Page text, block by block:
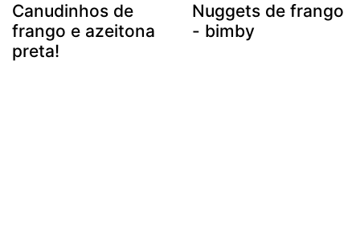
Canudinhos de
frango e azeitona
preta!
Nuggets de frango
- bimby